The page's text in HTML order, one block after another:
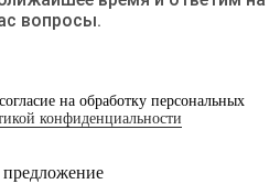
вопросы.
на обработку персональных
конфиденциальности